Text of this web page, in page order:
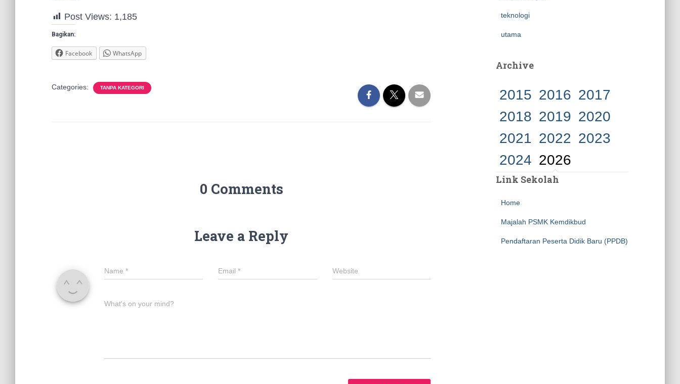
Post Views: 1,185
Bagikan:
Facebook WhatsApp
Categories: TANPA KATEGORI
0 Comments
Leave a Reply
Name * Email* Website
What's on your mind?
teknologi
utama
Archive
2015 2016 2017
2018 2019 2020
2021 2022 2023
2024 2026
Link Sekolah
Home
Majalah PSMK Kemdikbud
Pendaftaran Peserta Didik Baru (PPDB)